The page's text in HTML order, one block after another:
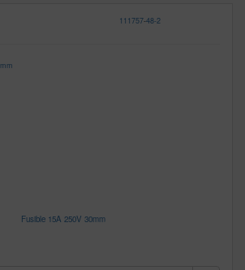
111757-48-2
Fusible 15A 250V 30mm